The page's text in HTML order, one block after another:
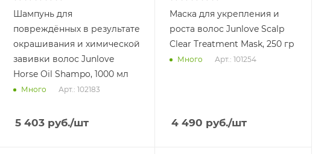
Шампунь для
повреждённых в результате
окрашивания и химической
завивки волос Junlove
Horse Oil Shampo, 1000 мл
Много Арт.: 102183
5 403руб./шт
Маска для укрепления и
роста волос Junlove Scalp
Clear Treatment Mask, 250 гр
Много Арт.: 101254
4 490 руб./шт